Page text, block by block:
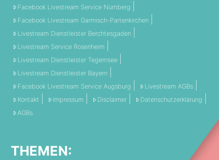
Facebook Livestream Service Nürnberg
Facebook Livestream Garmisch-Partenkirchen
Livestream Dienstleister Berchtesgaden
Livestream Service Rosenheim
Livestream Dienstleister Tegernsee
Livestream Dienstleister Bayern
Facebook Livestream Service Augsburg
Livestream AGBs
Kontakt
Impressum Disclaimer
Datenschutzerklärung
AGBs
THEMEN: